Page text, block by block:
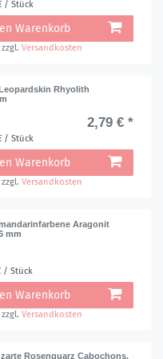
/ Stück
Warenkorb
zzgl.Versandkosten
Rhyolith
2,79 € *
/ Stück
Warenkorb
zzgl.Versandkosten
Aragonit
mm
/ Stück
Warenkorb
zzgl.Versandkosten
Rosenquarz Cabochons,